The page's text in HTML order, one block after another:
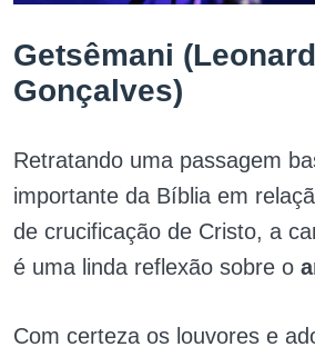
Getsêmani
Gonçalves)
Retratando uma passagem
importante da Bíblia em
de crucificação de Cristo, a
é uma linda reflexão sobre o
Com certeza os louvores e